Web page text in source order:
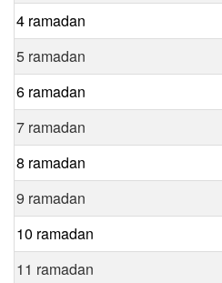
4 ramadan
5 ramadan
6 ramadan
7 ramadan
8 ramadan
9 ramadan
10 ramadan
11 ramadan